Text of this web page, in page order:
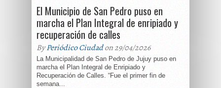
El Municipio de San Pedro puso en
marcha el Plan Integral de enripiado y
recuperación de calles
ByPeriódico Ciudadon 29/04/2026
La Municipalidad de San Pedro de Jujuy puso en
marcha el Plan Integral de Enripiado y
Recuperación de Calles. “Fue el primer fin de
semana...